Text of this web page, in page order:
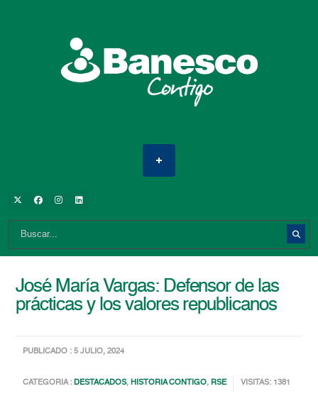
José María Vargas: Defensor de las
prácticas y los valores republicanos
PUBLICADO : 5 JULIO, 2024
CATEGORIA :DESTACADOS,HISTORIA CONTIGO, RSE VISITAS: 1381